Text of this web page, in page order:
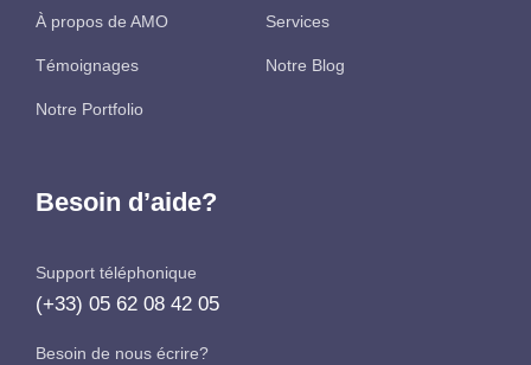
À propos de AMO Services
Témoignages Notre Blog
Notre Portfolio
Besoin d’aide?
Support téléphonique
(+33) 05 62 08 42 05
Besoin de nous écrire?